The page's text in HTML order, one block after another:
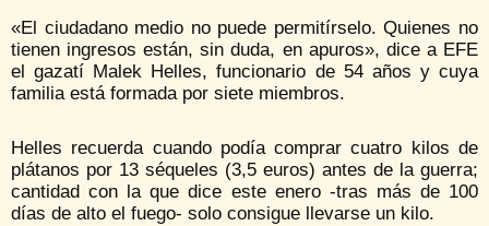
«El ciudadano medio no puede permitírselo. Quienes no
tienen ingresos están, sin duda, en apuros», dice a EFE
el gazatí Malek Helles, funcionario de 54 años y cuya
familia está formada por siete miembros.
Helles recuerda cuando podía comprar cuatro kilos de
plátanos por 13 séqueles (3,5 euros) antes de la guerra;
cantidad con la que dice este enero -tras más de 100
días de alto el fuego- solo consigue llevarse un kilo.